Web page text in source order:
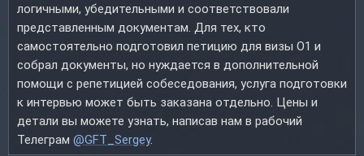
логичными, убедительными и соответствовали
представленным документам. Для тех, кто
самостоятельно подготовил петицию для визы O1 и
собрал документы, но нуждается в дополнительной
помощи с репетицией собеседования, услуга подготовки
к интервью может быть заказана отдельно. Цены и
детали вы можете узнать, написав нам в рабочий
Телеграм @GFT_Sergey.